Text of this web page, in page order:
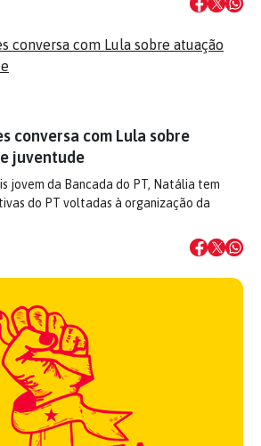
conversa com Lula sobre
juventude
jovem da Bancada do PT, Natália tem
do PT voltadas à organização da